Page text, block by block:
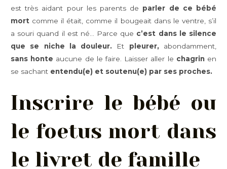
est très aidant pour les parents de parler de ce bébé
mort comme il était, comme il bougeait dans le ventre, s’il
a souri quand il est né… Parce que c’est dans le silence
que se niche la douleur. Et pleurer, abondamment,
sans honte aucune de le faire. Laisser aller le chagrinen
se sachant entendu(e) et soutenu(e) par ses proches.
Inscrire le bébé ou
le foetus mort dans
le livret de famille